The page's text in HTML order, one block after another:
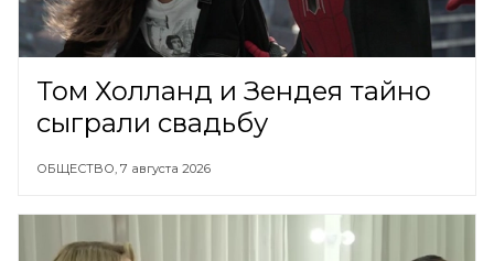
Том Холланд и Зендея тайно
сыграли свадьбу
ОБЩЕСТВО, 7 августа 2026